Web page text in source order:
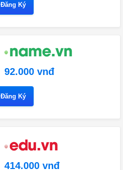
Đăng Ký
92.000 vnđ
Đăng Ký
414.000 vnđ